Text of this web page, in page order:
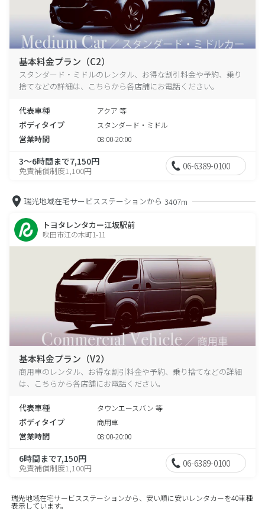
基本料金プラン（C2）
スタンダード・ミドルのレンタル、お得な割引料金や予約、乗り
捨てなどの詳細は、こちらから各店舗にお電話ください。
代表車種 アクア 等
ボディタイプ スタンダード・ミドル
営業時間 08:00-20:00
3～6時間まで7,150円
免責補償制度1,100円 06-6389-0100
瑞光地域在宅サービスステーションから 3407m
トヨタレンタカー江坂駅前
吹田市江の木町1-11
基本料金プラン（V2）
商用車のレンタル、お得な割引料金や予約、乗り捨てなどの詳細
は、こちらから各店舗にお電話ください。
代表車種 タウンエースバン 等
ボディタイプ 商用車
営業時間 08:00-20:00
6時間まで7,150円
免責補償制度1,100円 06-6389-0100
瑞光地域在宅サービスステーションから、安い順に安いレンタカーを40車種
表示しています。